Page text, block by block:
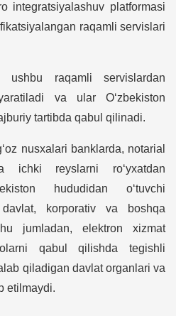
integratsiyalashuv platformasi
raqamli servislari
raqamli servislardan
va ular O‘zbekiston
tartibda qabul qilinadi.
nusxalari banklarda, notarial
ichki reyslarni ro‘yxatdan
hududidan o‘tuvchi
korporativ va boshqa
jumladan, elektron xizmat
qabul qilishda tegishli
qiladigan davlat organlari va
etilmaydi.